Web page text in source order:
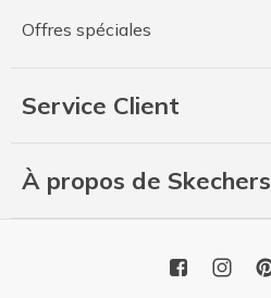
Offres spéciales
Service Client
À propos de Skechers